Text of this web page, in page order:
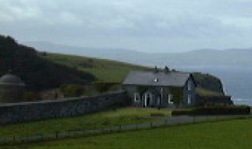
ン
テ
へ
ス
キ
ッ
プ